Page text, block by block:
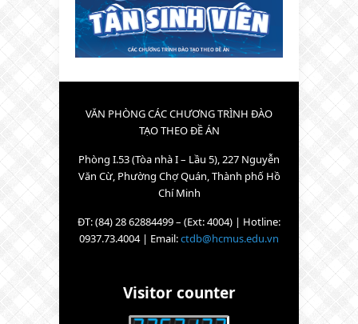
VĂN PHÒNG CÁC CHƯƠNG TRÌNH ĐÀO
TẠO THEO ĐỀ ÁN
Phòng I.53 (Tòa nhà I – Lầu 5), 227 Nguyễn
Văn Cừ, Phường Chợ Quán, Thành phố Hồ
Chí Minh
ĐT: (84) 28 62884499 – (Ext: 4004) | Hotline:
0937.73.4004 | Email:ctdb@hcmus.edu.vn
Visitor counter